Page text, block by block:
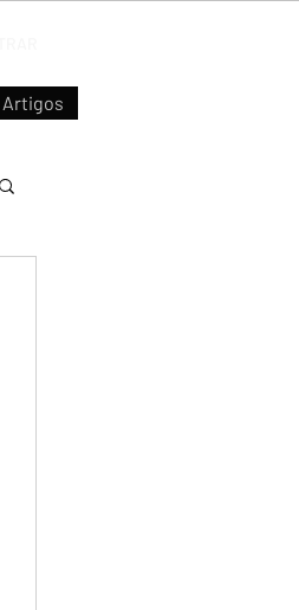
Artigos